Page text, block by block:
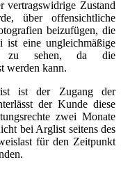
vertragswidrige Zustand
über offensichtliche
beizufügen, die
ist eine ungleichmäßige
zu sehen, da die
werden kann.
ist der Zugang der
der Kunde diese
zwei Monate
bei Arglist seitens des
für den Zeitpunkt